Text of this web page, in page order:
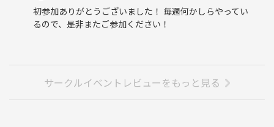
初参加ありがとうございました！ 毎週何かしらやってい
るので、是非またご参加ください！
サークルイベントレビューをもっと見る